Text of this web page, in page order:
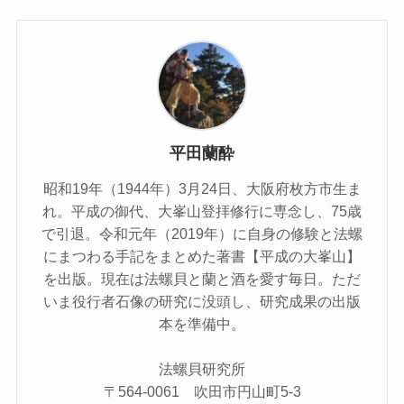
平田蘭酔
昭和19年（1944年）3月24日、大阪府枚方市生ま
れ。平成の御代、大峯山登拝修行に専念し、75歳
で引退。令和元年（2019年）に自身の修験と法螺
にまつわる手記をまとめた著書【平成の大峯山】
を出版。現在は法螺貝と蘭と酒を愛す毎日。ただ
いま役行者石像の研究に没頭し、研究成果の出版
本を準備中。
法螺貝研究所
〒564-0061 吹田市円山町5-3